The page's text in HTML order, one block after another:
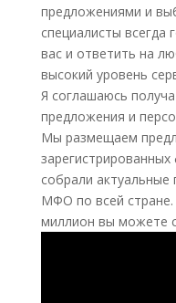
предложениями и
специалисты всегда
вас и ответить на
высокий уровень
Я соглашаюсь
предложения и
Мы размещаем
собрали
МФО по всей стране.
миллион вы можете